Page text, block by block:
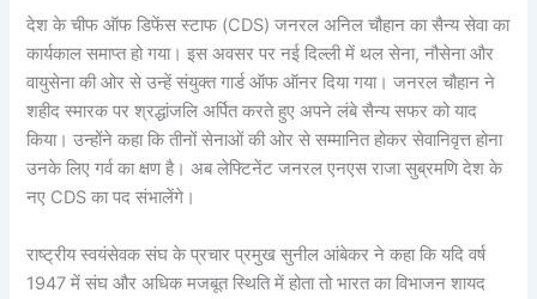
देश के चीफ ऑफ डिफेंस स्टाफ (CDS) जनरल अनिल चौहान का सैन्य सेवा का
कार्यकाल समाप्त हो गया। इस अवसर पर नई दिल्ली में थल सेना, नौसेना और
वायुसेना की ओर से उन्हें संयुक्त गार्ड ऑफ ऑनर दिया गया। जनरल चौहान ने
शहीद स्मारक पर श्रद्धांजलि अर्पित करते हुए अपने लंबे सैन्य सफर को याद
किया। उन्होंने कहा कि तीनों सेनाओं की ओर से सम्मानित होकर सेवानिवृत्त होना
उनके लिए गर्व का क्षण है। अब लेफ्टिनेंट जनरल एनएस राजा सुब्रमणि देश के
नए CDS का पद संभालेंगे।
राष्ट्रीय स्वयंसेवक संघ के प्रचार प्रमुख सुनील आंबेकर ने कहा कि यदि वर्ष
1947 में संघ और अधिक मजबूत स्थिति में होता तो भारत का विभाजन शायद